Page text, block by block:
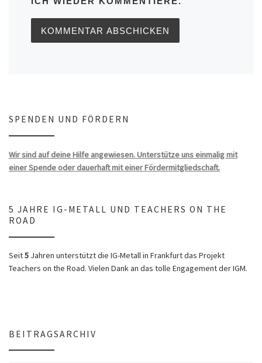
SPENDEN UND FÖRDERN
Wir sind auf deine Hilfe angewiesen. Unterstütze uns einmalig mit
einer Spende oder dauerhaft mit einer Fördermitgliedschaft.
5 JAHRE IG-METALL UND TEACHERS ON THE
ROAD
Seit5 Jahren unterstützt die IG-Metall in Frankfurt das Projekt
Teachers on the Road. Vielen Dank an das tolle Engagement der IGM.
BEITRAGSARCHIV